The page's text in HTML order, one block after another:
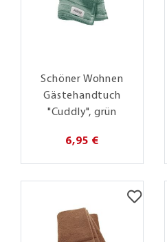
Schöner Wohnen
Gästehandtuch
"Cuddly", grün
6,95 €